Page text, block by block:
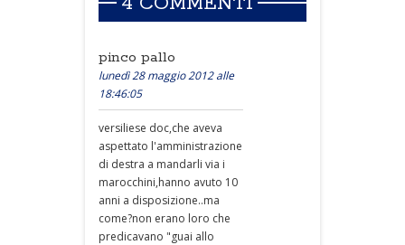
pinco pallo
lunedì 28 maggio 2012 alle
18:46:05
versiliese doc,che aveva
aspettato l'amministrazione
di destra a mandarli via i
marocchini,hanno avuto 10
anni a disposizione..ma
come?non erano loro che
predicavano "guai allo